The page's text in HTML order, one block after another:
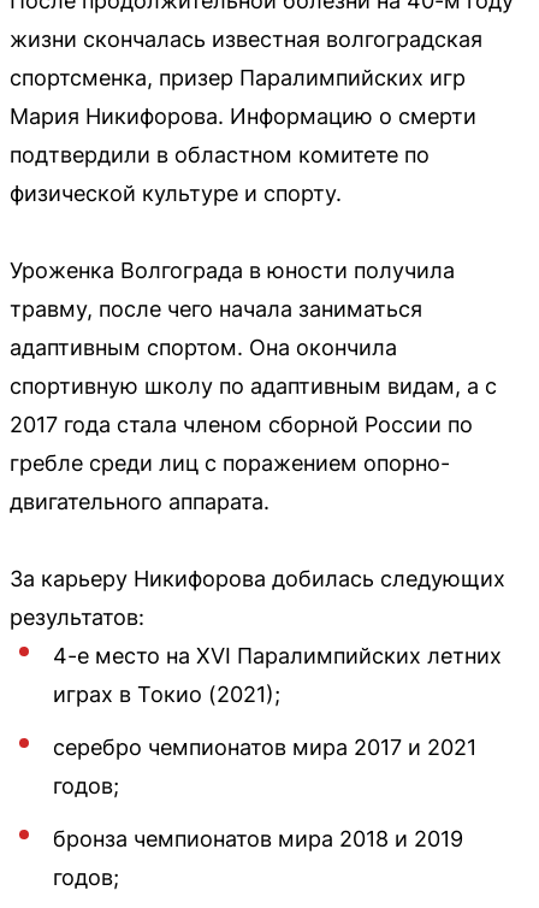
жизни скончалась известная волгоградская
спортсменка, призер Паралимпийских игр
Мария Никифорова. Информацию о смерти
подтвердили в областном комитете по
физической культуре и спорту.
Уроженка Волгограда в юности получила
травму, после чего начала заниматься
адаптивным спортом. Она окончила
спортивную школу по адаптивным видам, а с
2017 года стала членом сборной России по
гребле среди лиц с поражением опорно-
двигательного аппарата.
За карьеру Никифорова добилась следующих
результатов:
4-е место на XVI Паралимпийских летних
играх в Токио (2021);
серебро чемпионатов мира 2017 и 2021
годов;
бронза чемпионатов мира 2018 и 2019
годов;